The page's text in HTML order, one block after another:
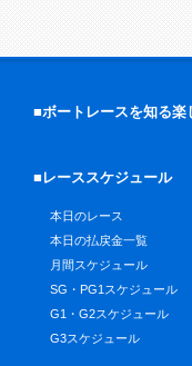
■ボートレースを知る楽
■レーススケジュール
本日のレース
本日の払戻金一覧
月間スケジュール
SG・PG1スケジュール
G1・G2スケジュール
G3スケジュール